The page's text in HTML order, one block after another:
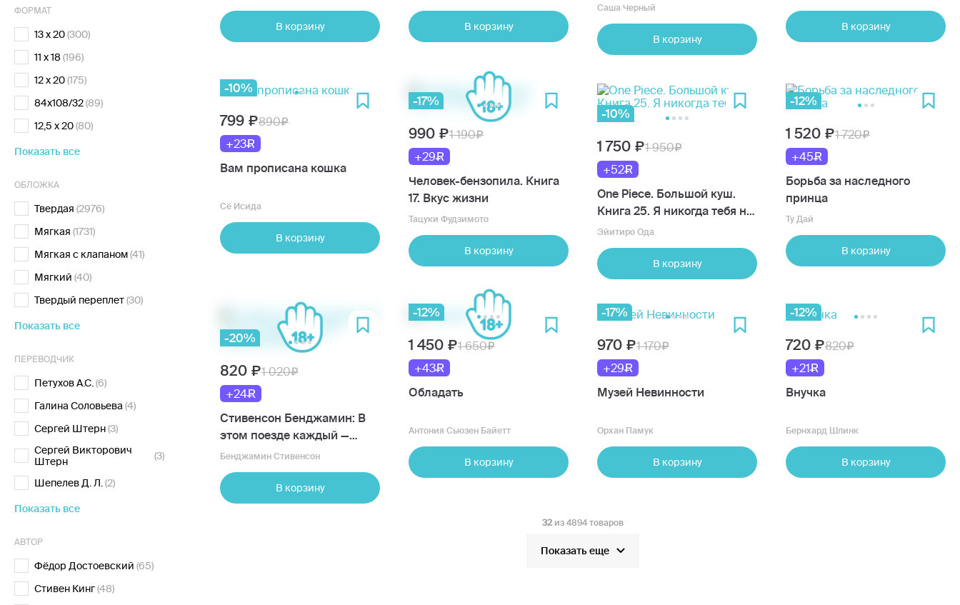
ФОРМАТ
13 x 20(300)
11 х 18 (196)
12 x 20(175)
84x108/32(89)
12,5 х 20(80)
Показать все
ОБЛОЖКА
Твердая (2976)
Мягкая (1731)
Мягкая с клапаном(41)
Мягкий (40)
Твердый переплет(30)
Показать все
ПЕРЕВОДЧИК
Петухов А.С. (6)
Галина Соловьева (4)
Сергей Штерн(3)
Сергей Викторович
Штерн
(3)
Шепелев Д. Л. (2)
Показать все
АВТОР
Фёдор Достоевский (65)
Стивен Кинг(48)
В корзину В корзину
Саша Черный
В корзину
В корзину
-10%
799
890
+23
Вам прописана кошка
Сё Исида
В корзину
-17%
990
1 190
+29
Человек-бензопила. Книга
17. Вкус жизни
Тацуки Фудзимото
В корзину
-10%
1 750
1 950
+52
One Piece. Большой куш.
Книга 25. Я никогда тебя не
брошу
Эйитиро Ода
В корзину
-12%
1 520
1 720
+45
Борьба за наследного
принца
Ту Дай
В корзину
-20%
820
1 020
+24
Стивенсон Бенджамин: В
этом поезде каждый —
подозреваемый
Бенджамин Стивенсон
В корзину
-12%
1 450
1 650
+43
Обладать
Антония Сьюзен Байетт
В корзину
-17%
970
1 170
+29
Музей Невинности
Орхан Памук
В корзину
-12%
720
820
+21
Внучка
Бернхард Шлинк
В корзину
32 из 4894 товаров
Показать еще